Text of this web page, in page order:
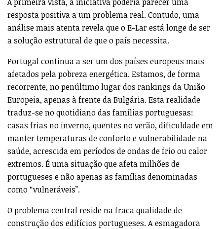
resposta positiva a um problema real. Contudo, uma
análise mais atenta revela que o E-Lar está longe de ser
a solução estrutural de que o país necessita.
Portugal continua a ser um dos países europeus mais
afetados pela pobreza energética. Estamos, de forma
recorrente, no penúltimo lugar dos rankings da União
Europeia, apenas à frente da Bulgária. Esta realidade
traduz-se no quotidiano das famílias portuguesas:
casas frias no inverno, quentes no verão, dificuldade em
manter temperaturas de conforto e vulnerabilidade na
saúde, acrescida em períodos de ondas de frio ou calor
extremos. É uma situação que afeta milhões de
portugueses e não apenas as famílias denominadas
como “vulneráveis”.
O problema central reside na fraca qualidade de
construção dos edifícios portugueses. A esmagadora